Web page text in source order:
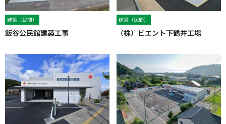
建築（民間）
飯谷公民館建築工事
建築（民間）
（株）ビエント下鶴井工場